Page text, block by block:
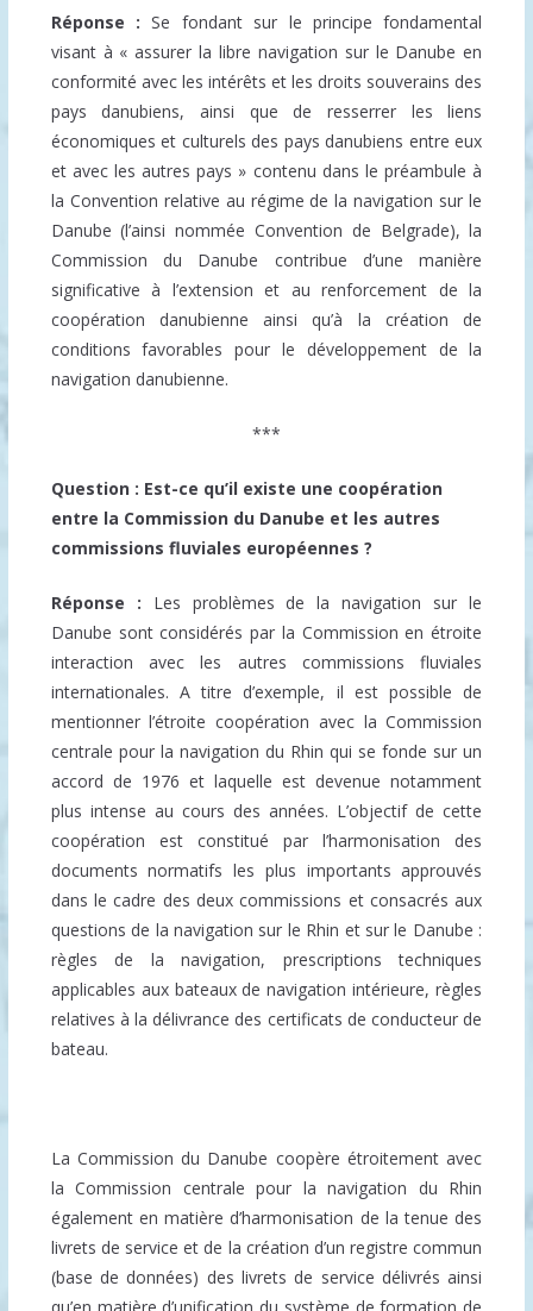
Réponse :Se fondant sur le principe fondamental
visant à « assurer la libre navigation sur le Danube en
conformité avec les intérêts et les droits souverains des
pays danubiens, ainsi que de resserrer les liens
économiques et culturels des pays danubiens entre eux
et avec les autres pays » contenu dans le préambule à
la Convention relative au régime de la navigation sur le
Danube (l’ainsi nommée Convention de Belgrade), la
Commission du Danube contribue d’une manière
significative à l’extension et au renforcement de la
coopération danubienne ainsi qu’à la création de
conditions favorables pour le développement de la
navigation danubienne.
***
Question : Est-ce qu’il existe une coopération
entre la Commission du Danube et les autres
commissions fluviales européennes ?
Réponse : Les problèmes de la navigation sur le
Danube sont considérés par la Commission en étroite
interaction avec les autres commissions fluviales
internationales. A titre d’exemple, il est possible de
mentionner l’étroite coopération avec la Commission
centrale pour la navigation du Rhin qui se fonde sur un
accord de 1976 et laquelle est devenue notamment
plus intense au cours des années. L’objectif de cette
coopération est constitué par l’harmonisation des
documents normatifs les plus importants approuvés
dans le cadre des deux commissions et consacrés aux
questions de la navigation sur le Rhin et sur le Danube :
règles de la navigation, prescriptions techniques
applicables aux bateaux de navigation intérieure, règles
relatives à la délivrance des certificats de conducteur de
bateau.
La Commission du Danube coopère étroitement avec
la Commission centrale pour la navigation du Rhin
également en matière d’harmonisation de la tenue des
livrets de service et de la création d’un registre commun
(base de données) des livrets de service délivrés ainsi